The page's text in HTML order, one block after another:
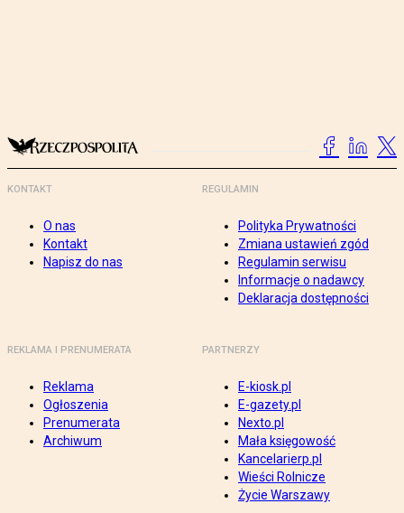
KONTAKT
O nas
Kontakt
Napisz do nas
REGULAMIN
Polityka Prywatności
Zmiana ustawień zgód
Regulamin serwisu
Informacje o nadawcy
Deklaracja dostępności
REKLAMA I PRENUMERATA
Reklama
Ogłoszenia
Prenumerata
Archiwum
PARTNERZY
E-kiosk.pl
E-gazety.pl
Nexto.pl
Mała księgowość
Kancelarierp.pl
Wieści Rolnicze
Życie Warszawy